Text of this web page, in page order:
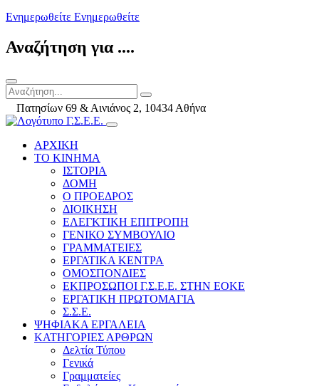
Ενημερωθείτε Ενημερωθείτε
Αναζήτηση για ....
Πατησίων 69 & Αινιάνος 2, 10434 Αθήνα
ΑΡΧΙΚΗ
ΤΟ ΚΙΝΗΜΑ
ΙΣΤΟΡΙΑ
ΔΟΜΗ
Ο ΠΡΟΕΔΡΟΣ
ΔΙΟΙΚΗΣΗ
ΕΛΕΓΚΤΙΚΗ ΕΠΙΤΡΟΠΗ
ΓΕΝΙΚΟ ΣΥΜΒΟΥΛΙΟ
ΓΡΑΜΜΑΤΕΙΕΣ
ΕΡΓΑΤΙΚΑ ΚΕΝΤΡΑ
ΟΜΟΣΠΟΝΔΙΕΣ
ΕΚΠΡΟΣΩΠΟΙ Γ.Σ.Ε.Ε. ΣΤΗΝ ΕΟΚΕ
ΕΡΓΑΤΙΚΗ ΠΡΩΤΟΜΑΓΙΑ
Σ.Σ.Ε.
ΨΗΦΙΑΚΑ ΕΡΓΑΛΕΙΑ
ΚΑΤΗΓΟΡΙΕΣ ΑΡΘΡΩΝ
Δελτία Τύπου
Γενικά
Γραμματείες